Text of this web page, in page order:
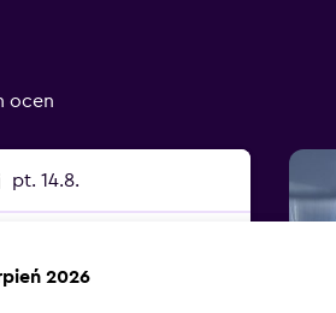
ocen
pt. 14.8.
2026